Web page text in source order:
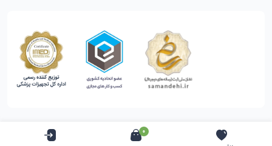
0
حقوق طراح محفوظ است (طراحی با آب پرتغال)